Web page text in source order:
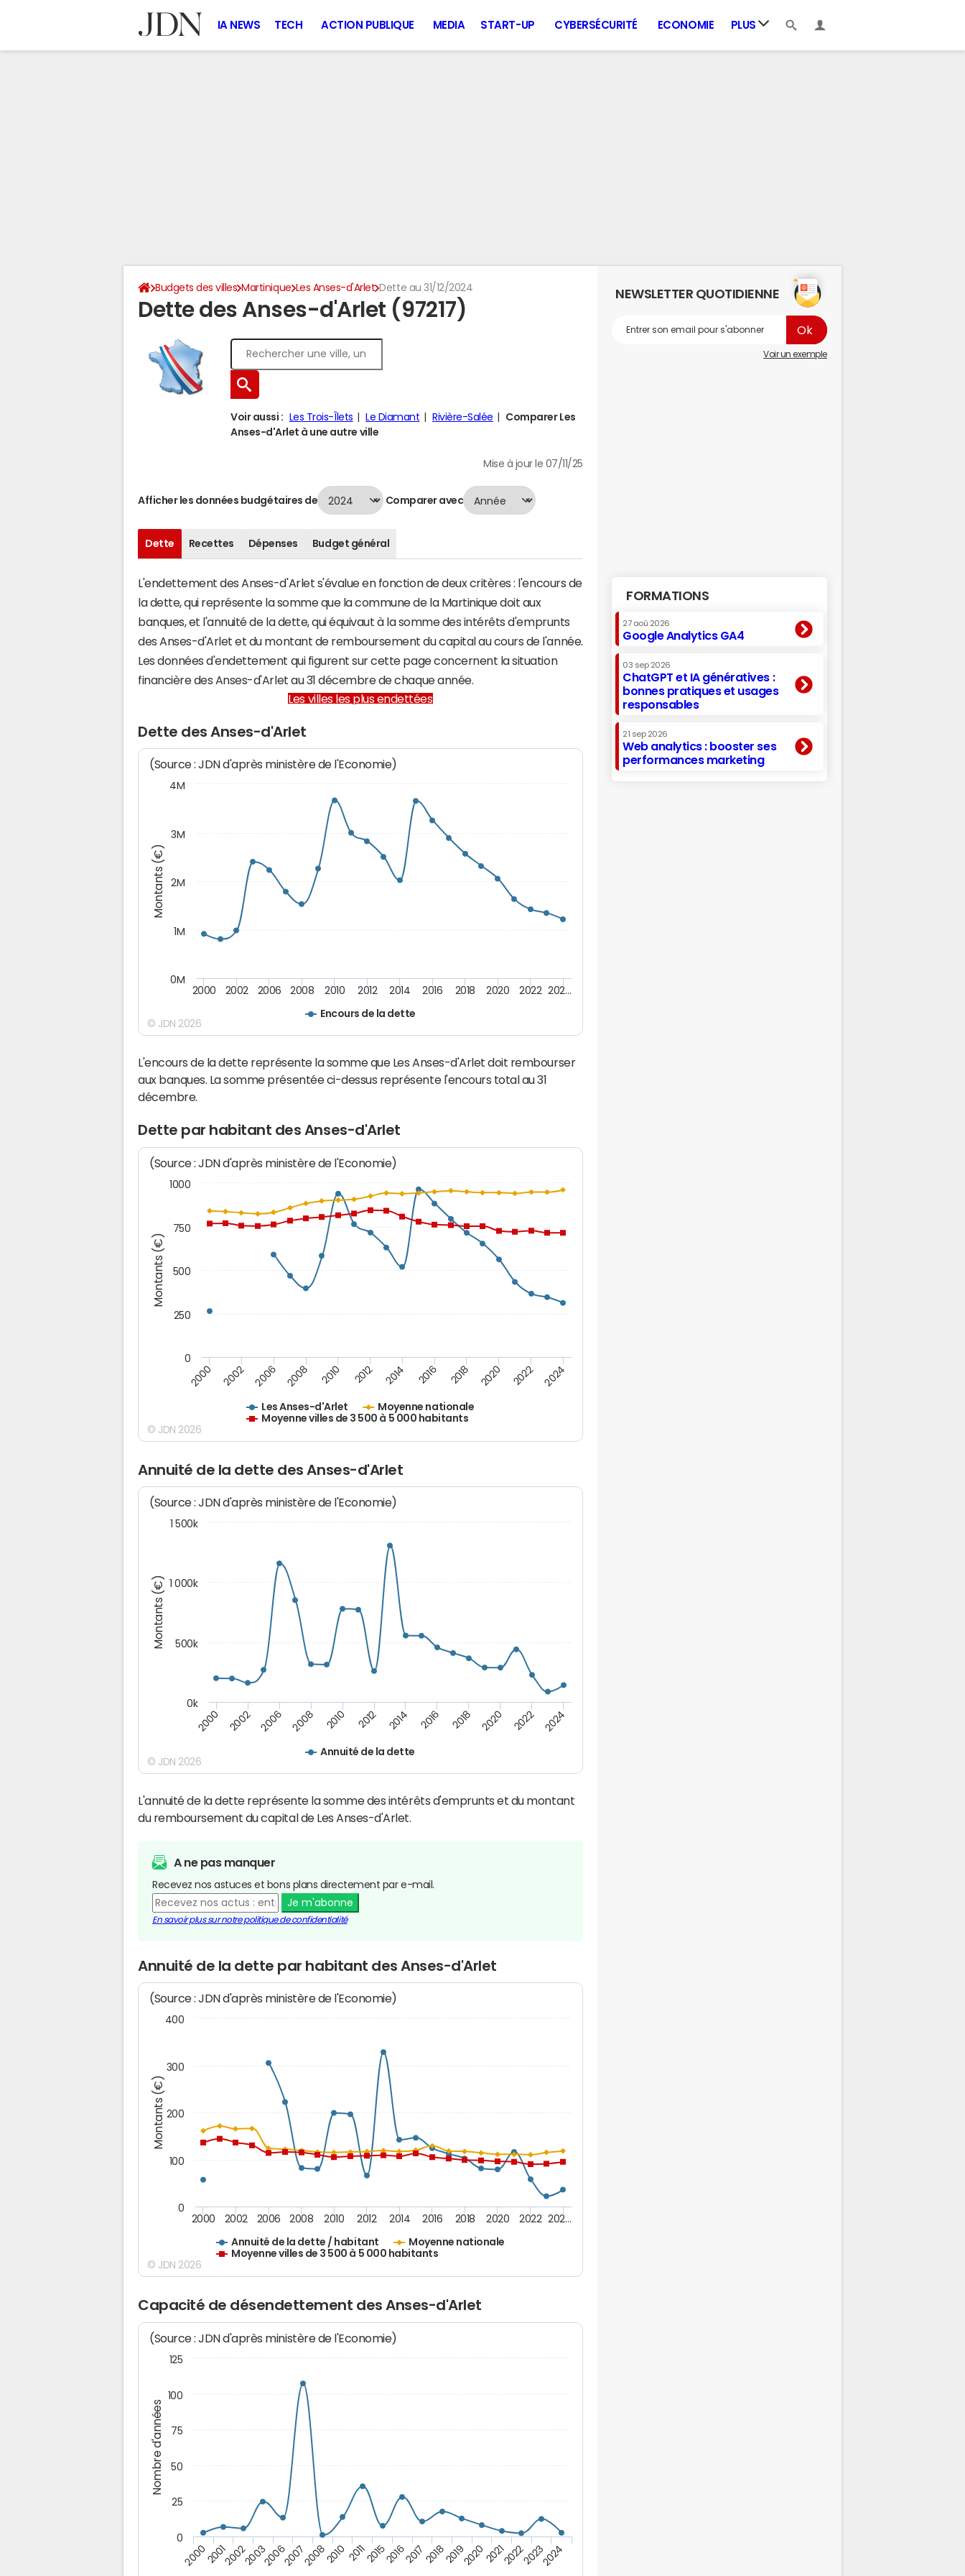
IA NEWS TECH ACTION PUBLIQUE MEDIA START-UP CYBERSÉCURITÉ ECONOMIE PLUS
Budgets des villes Martinique Les Anses-d'Arlet Dette au 31/12/2024
Dette des Anses-d'Arlet (97217)
Voir aussi : Les Trois-Îlets Le Diamant Rivière-Salée
Comparer Les
Anses-d'Arlet à une autre ville
Mise à jour le 07/11/25
Afficher les données budgétaires de Comparer avec
Dette Recettes Dépenses Budget général
L'endettement des Anses-d'Arlet s'évalue en fonction de deux critères : l'encours de
la dette, qui représente la somme que la commune de la Martinique doit aux
banques, et l'annuité de la dette, qui équivaut à la somme des intérêts d'emprunts
des Anses-d'Arlet et du montant de remboursement du capital au cours de l'année.
Les données d'endettement qui figurent sur cette page concernent la situation
financière des Anses-d'Arlet au 31 décembre de chaque année.
Les villes les plus endettées
Dette des Anses-d'Arlet
Montants (€)
(Source : JDN d'après ministère de l'Economie)
Encours de la dette
2000 2002 2006 2008 2010 2012 2014 2016 2018 2020 2022 202…
0M
1M
2M
3M
4M
© JDN 2026
L'encours de la dette représente la somme que Les Anses-d'Arlet doit rembourser
aux banques. La somme présentée ci-dessus représente l'encours total au 31
décembre.
Dette par habitant des Anses-d'Arlet
Montants (€)
(Source : JDN d'après ministère de l'Economie)
Les Anses-d'Arlet
Moyenne nationale
Moyenne villes de 3 500 à 5 000 habitants
2000 2002 2006 2008 2010 2012 2014 2016 2018 2020 2022 2024
1000
0
250
500
750
© JDN 2026
Annuité de la dette des Anses-d'Arlet
Montants (€)
(Source : JDN d'après ministère de l'Economie)
Annuité de la dette
2000 2002 2006 2008 2010 2012 2014 2016 2018 2020 2022 2024
0k
500k
1 000k
1 500k
© JDN 2026
L'annuité de la dette représente la somme des intérêts d'emprunts et du montant
du remboursement du capital de Les Anses-d'Arlet.
A ne pas manquer
Recevez nos astuces et bons plans directement par e-mail.
Je m'abonne
En savoir plus sur notre politique de confidentialité
Annuité de la dette par habitant des Anses-d'Arlet
Montants (€)
(Source : JDN d'après ministère de l'Economie)
Annuité de la dette / habitant
Moyenne nationale
Moyenne villes de 3 500 à 5 000 habitants
2000 2002 2006 2008 2010 2012 2014 2016 2018 2020 2022 202…
0
100
200
300
400
© JDN 2026
Capacité de désendettement des Anses-d'Arlet
Nombre d'années
(Source : JDN d'après ministère de l'Economie)
20002001200220032006200720082010 20112015201620172018201920202021202220232024
0
25
50
75
100
125
NEWSLETTER QUOTIDIENNE
Voir un exemple
FORMATIONS
27 aoû 2026
Google Analytics GA4
03 sep 2026
ChatGPT et IA génératives :
bonnes pratiques et usages
responsables
21 sep 2026
Web analytics : booster ses
performances marketing